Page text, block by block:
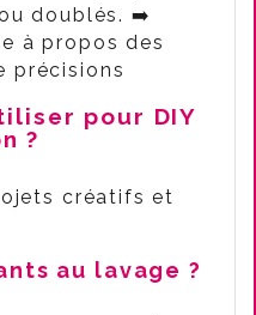
doublés. ➡️
à propos des
précisions
pour DIY
?
créatifs et
au lavage ?